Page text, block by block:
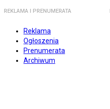
REKLAMA I PRENUMERATA
Reklama
Ogłoszenia
Prenumerata
Archiwum